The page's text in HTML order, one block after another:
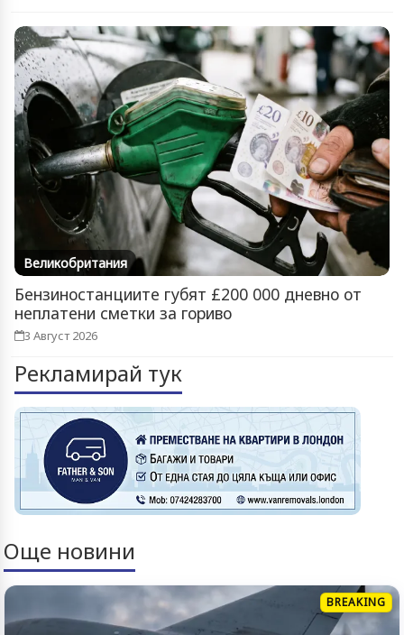
Великобритания
Бензиностанциите губят £200 000 дневно от
неплатени сметки за гориво
3 Август 2026
Рекламирай тук
Още новини
BREAKING